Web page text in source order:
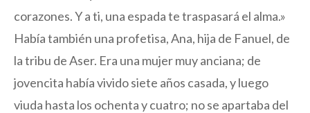
corazones. Y a ti, una espada te traspasará el alma.»
Había también una profetisa, Ana, hija de Fanuel, de
la tribu de Aser. Era una mujer muy anciana; de
jovencita había vivido siete años casada, y luego
viuda hasta los ochenta y cuatro; no se apartaba del